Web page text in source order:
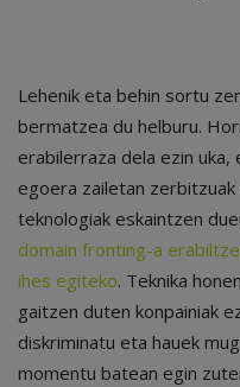
Lehenik eta behin sortu
bermatzea du helburu.
erabilerraza dela ezin
egoera zailetan
teknologiak eskaintzen
domain fronting-a
ihes egiteko. Teknika
gaitzen duten konpainiak
diskriminatu eta hauek
momentu batean egin